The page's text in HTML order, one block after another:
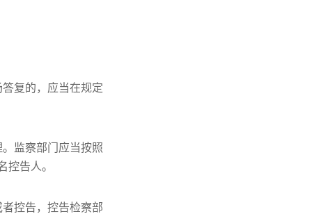
复的，应当在规定
监察部门应当按照
控告人。
控告，控告检察部